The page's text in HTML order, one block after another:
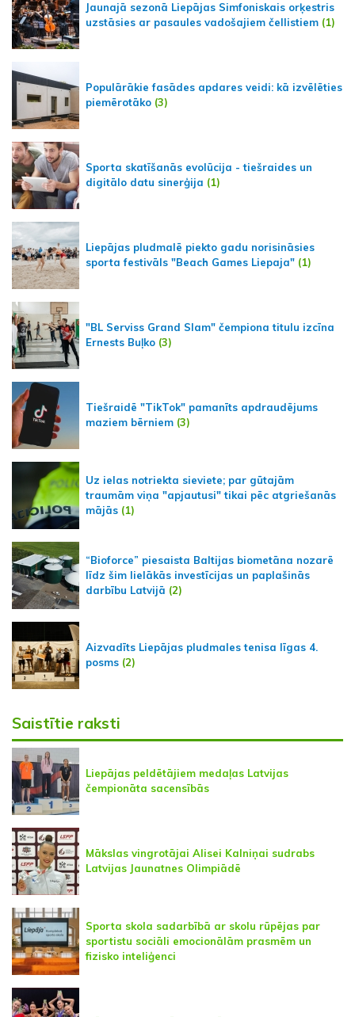
Jaunajā sezonā Liepājas Simfoniskais orķestris
uzstāsies ar pasaules vadošajiem čellistiem (1)
Populārākie fasādes apdares veidi: kā izvēlēties
piemērotāko (3)
Sporta skatīšanās evolūcija - tiešraides un
digitālo datu sinerģija (1)
Liepājas pludmalē piekto gadu norisināsies
sporta festivāls "Beach Games Liepaja" (1)
"BL Serviss Grand Slam" čempiona titulu izcīna
Ernests Buļko (3)
Tiešraidē "TikTok" pamanīts apdraudējums
maziem bērniem (3)
Uz ielas notriekta sieviete; par gūtajām
traumām viņa "apjautusi" tikai pēc atgriešanās
mājās (1)
“Bioforce” piesaista Baltijas biometāna nozarē
līdz šim lielākās investīcijas un paplašinās
darbību Latvijā (2)
Aizvadīts Liepājas pludmales tenisa līgas 4.
posms (2)
Saistītie raksti
Liepājas peldētājiem medaļas Latvijas
čempionāta sacensībās
Mākslas vingrotājai Alisei Kalniņai sudrabs
Latvijas Jaunatnes Olimpiādē
Sporta skola sadarbībā ar skolu rūpējas par
sportistu sociāli emocionālām prasmēm un
fizisko inteliģenci